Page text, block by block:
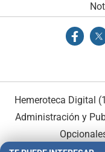
Hemeroteca Digital
Administración y